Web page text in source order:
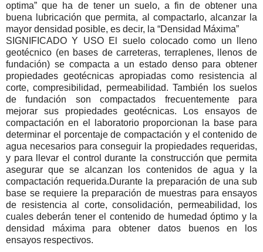
optima” que ha de tener un suelo, a fin de obtener una
buena lubricación que permita, al compactarlo, alcanzar la
mayor densidad posible, es decir, la “Densidad Máxima”
SIGNIFICADO Y USO El suelo colocado como un lleno
geotécnico (en bases de carreteras, terraplenes, llenos de
fundación) se compacta a un estado denso para obtener
propiedades geotécnicas apropiadas como resistencia al
corte, compresibilidad, permeabilidad. También los suelos
de fundación son compactados frecuentemente para
mejorar sus propiedades geotécnicas. Los ensayos de
compactación en el laboratorio proporcionan la base para
determinar el porcentaje de compactación y el contenido de
agua necesarios para conseguir la propiedades requeridas,
y para llevar el control durante la construcción que permita
asegurar que se alcanzan los contenidos de agua y la
compactación requerida.Durante la preparación de una sub
base se requiere la preparación de muestras para ensayos
de resistencia al corte, consolidación, permeabilidad, los
cuales deberán tener el contenido de humedad óptimo y la
densidad máxima para obtener datos buenos en los
ensayos respectivos.